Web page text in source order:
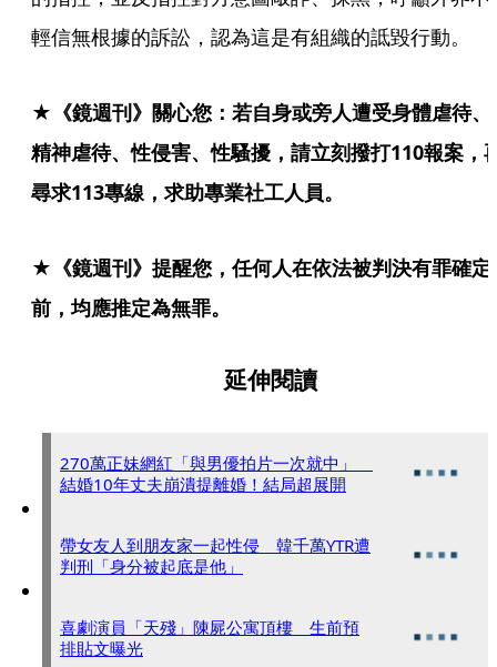
輕信無根據的訴訟，認為這是有組織的詆毀行動。
★《鏡週刊》關心您：若自身或旁人遭受身體虐待、
精神虐待、性侵害、性騷擾，請立刻撥打110報案，
尋求113專線，求助專業社工人員。
★《鏡週刊》提醒您，任何人在依法被判決有罪確定
前，均應推定為無罪。
延伸閱讀
270萬正妹網紅「與男優拍片一次就中」
結婚10年丈夫崩潰提離婚！結局超展開
帶女友人到朋友家一起性侵 韓千萬YTR遭
判刑「身分被起底是他」
喜劇演員「天殘」陳屍公寓頂樓 生前預
排貼文曝光